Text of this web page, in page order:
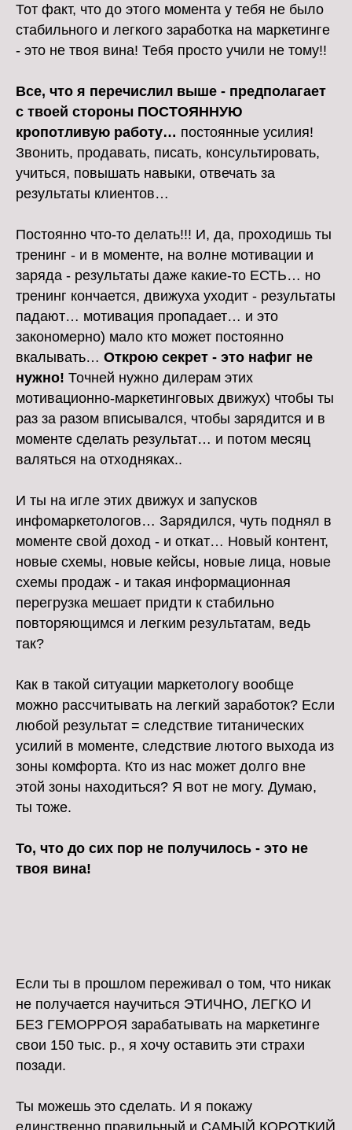
Тот факт, что до этого момента у тебя не было
стабильного и легкого заработка на маркетинге
- это не твоя вина! Тебя просто учили не тому!!
Все, что я перечислил выше - предполагает
с твоей стороны ПОСТОЯННУЮ
кропотливую работу… постоянные усилия!
Звонить, продавать, писать, консультировать,
учиться, повышать навыки, отвечать за
результаты клиентов…
Постоянно что-то делать!!! И, да, проходишь ты
тренинг - и в моменте, на волне мотивации и
заряда - результаты даже какие-то ЕСТЬ… но
тренинг кончается, движуха уходит - результаты
падают… мотивация пропадает… и это
закономерно) мало кто может постоянно
вкалывать… Открою секрет - это нафиг не
нужно! Точней нужно дилерам этих
мотивационно-маркетинговых движух) чтобы ты
раз за разом вписывался, чтобы зарядится и в
моменте сделать результат… и потом месяц
валяться на отходняках..
И ты на игле этих движух и запусков
инфомаркетологов… Зарядился, чуть поднял в
моменте свой доход - и откат… Новый контент,
новые схемы, новые кейсы, новые лица, новые
схемы продаж - и такая информационная
перегрузка мешает придти к стабильно
повторяющимся и легким результатам, ведь
так?
Как в такой ситуации маркетологу вообще
можно рассчитывать на легкий заработок? Если
любой результат = следствие титанических
усилий в моменте, следствие лютого выхода из
зоны комфорта. Кто из нас может долго вне
этой зоны находиться? Я вот не могу. Думаю,
ты тоже.
То, что до сих пор не получилось - это не
твоя вина!
Если ты в прошлом переживал о том, что никак
не получается научиться ЭТИЧНО, ЛЕГКО И
БЕЗ ГЕМОРРОЯ зарабатывать на маркетинге
свои 150 тыс. р., я хочу оставить эти страхи
позади.
Ты можешь это сделать. И я покажу
единственно правильный и САМЫЙ КОРОТКИЙ